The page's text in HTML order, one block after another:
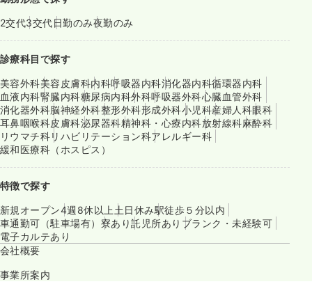
2交代3交代日勤のみ夜勤のみ
診療科目で探す
美容外科美容皮膚科内科呼吸器内科消化器内科循環器内科
血液内科腎臓内科糖尿病内科外科呼吸器外科心臓血管外科
消化器外科脳神経外科整形外科形成外科小児科産婦人科眼科
耳鼻咽喉科皮膚科泌尿器科精神科・心療内科放射線科麻酔科
リウマチ科リハビリテーション科アレルギー科
緩和医療科（ホスピス）
特徴で探す
新規オープン4週8休以上 土日休み駅徒歩５分以内
車通勤可（駐車場有） 寮あり託児所あり ブランク・未経験可
電子カルテあり
会社概要
事業所案内